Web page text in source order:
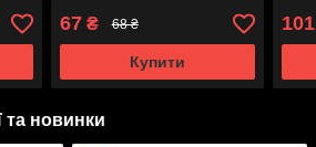
67₴ 68 ₴
Купити
101
та новинки